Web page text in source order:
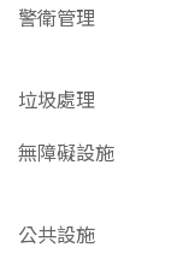
警衛管理
垃圾處理
無障礙設施
公共設施